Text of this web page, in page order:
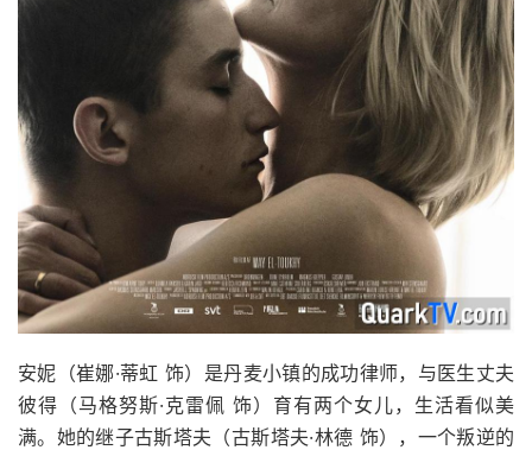
安妮（崔娜·蒂虹 饰）是丹麦小镇的成功律师，与医生丈夫
彼得（马格努斯·克雷佩 饰）育有两个女儿，生活看似美
满。她的继子古斯塔夫（古斯塔夫·林德 饰），一个叛逆的